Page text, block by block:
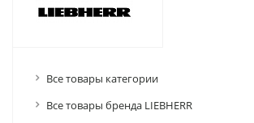
Все товары категории
Все товары бренда LIEBHERR